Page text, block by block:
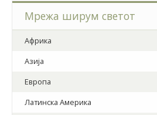
Мрежа ширум светот
Африка
Азија
Европа
Латинска Америка